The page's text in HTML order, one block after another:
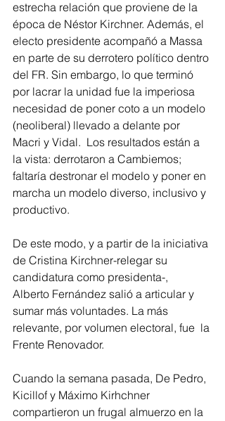
estrecha relación que proviene de la
época de Néstor Kirchner. Además, el
electo presidente acompañó a Massa
en parte de su derrotero político dentro
del FR. Sin embargo, lo que terminó
por lacrar la unidad fue la imperiosa
necesidad de poner coto a un modelo
(neoliberal) llevado a delante por
Macri y Vidal.  Los resultados están a
la vista: derrotaron a Cambiemos;
faltaría destronar el modelo y poner en
marcha un modelo diverso, inclusivo y
productivo.
De este modo, y a partir de la iniciativa
de Cristina Kirchner-relegar su
candidatura como presidenta-,
Alberto Fernández salió a articular y
sumar más voluntades. La más
relevante, por volumen electoral, fue  la
Frente Renovador.
Cuando la semana pasada, De Pedro,
Kicillof y Máximo Kirhchner
compartieron un frugal almuerzo en la